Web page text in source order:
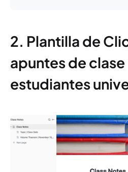
2. Plantilla de
apuntes de clase
estudiantes